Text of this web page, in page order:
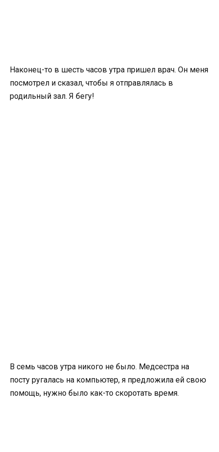
Наконец-то в шесть часов утра пришел врач. Он меня
посмотрел и сказал, чтобы я отправлялась в
родильный зал. Я бегу!
В семь часов утра никого не было. Медсестра на
посту ругалась на компьютер, я предложила ей свою
помощь, нужно было как-то скоротать время.